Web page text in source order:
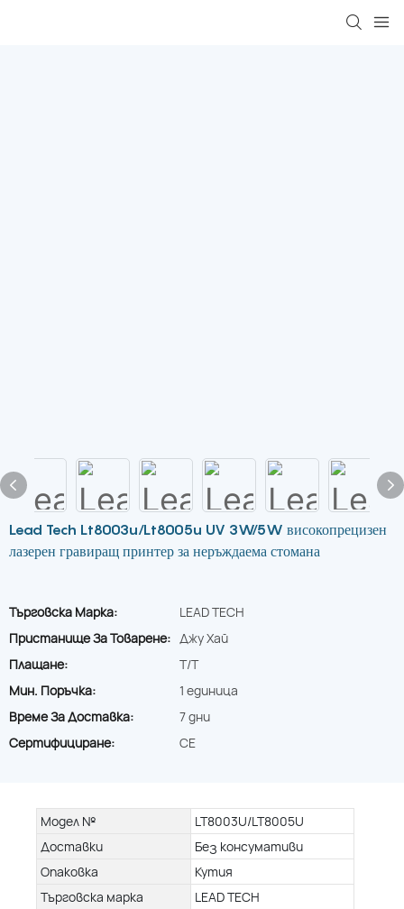
Lead Tech Lt8003u/Lt8005u UV 3W/5W високопрецизен
лазерен гравиращ принтер за неръждаема стомана
Търговска Марка:
LEAD TECH
Пристанище За Товарене: Джу Хай
Плащане:
T/T
Мин. Поръчка:
1 единица
Време За Доставка:
7 дни
Сертифициране:
CE
Модел №
LT8003U/LT8005U
Доставки
Без консумативи
Опаковка
Кутия
Търговска марка
LEAD TECH